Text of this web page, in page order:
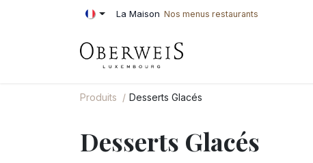
Se rendre au contenu La Maison Nos menus restaurants
Produits Desserts Glacés
Desserts Glacés